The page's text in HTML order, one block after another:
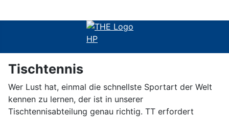
Tischtennis
Wer Lust hat, einmal die schnellste Sportart der Welt
kennen zu lernen, der ist in unserer
Tischtennisabteilung genau richtig. TT erfordert